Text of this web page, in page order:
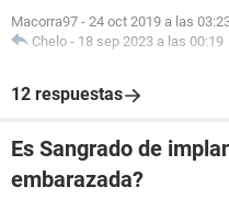
Macorra97 - 24 oct 2019 a las
Chelo - 18 sep 2023 a las 00:19
12 respuestas
Es Sangrado de
embarazada?